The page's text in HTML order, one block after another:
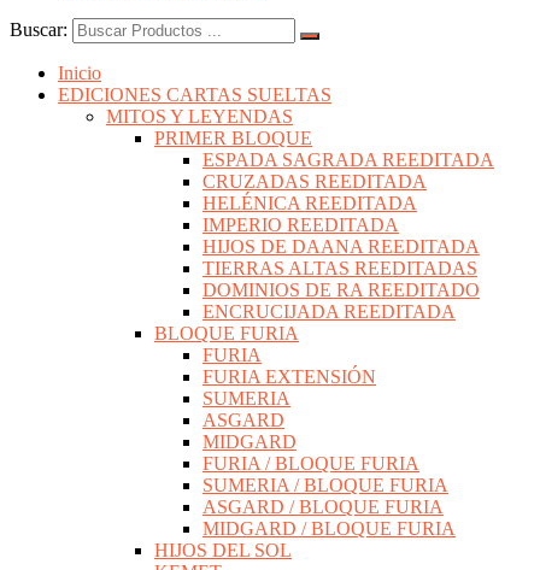
Buscar:
Inicio
EDICIONES CARTAS SUELTAS
MITOS Y LEYENDAS
PRIMER BLOQUE
ESPADA SAGRADA REEDITADA
CRUZADAS REEDITADA
HELÉNICA REEDITADA
IMPERIO REEDITADA
HIJOS DE DAANA REEDITADA
TIERRAS ALTAS REEDITADAS
DOMINIOS DE RA REEDITADO
ENCRUCIJADA REEDITADA
BLOQUE FURIA
FURIA
FURIA EXTENSIÓN
SUMERIA
ASGARD
MIDGARD
FURIA / BLOQUE FURIA
SUMERIA / BLOQUE FURIA
ASGARD / BLOQUE FURIA
MIDGARD / BLOQUE FURIA
HIJOS DEL SOL